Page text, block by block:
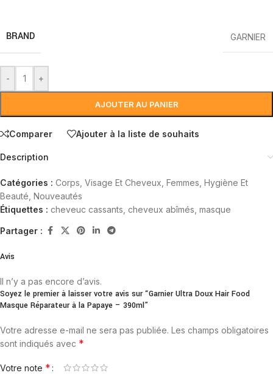
BRAND GARNIER
- +
AJOUTER AU PANIER
Comparer Ajouter à la liste de souhaits
Description
Catégories : Corps, Visage Et Cheveux Femmes Hygiène Et
Beauté Nouveautés
Étiquettes : cheveuc cassants cheveux abîmés masque
Partager :
Avis
Il n’y a pas encore d’avis.
Soyez le premier à laisser votre avis sur “Garnier Ultra Doux Hair Food
Masque Réparateur à la Papaye – 390ml”
Votre adresse e-mail ne sera pas publiée. Les champs obligatoires
sont indiqués avec *
Votre note *